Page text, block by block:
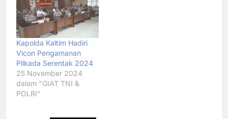
Kapolda Kaltim Hadiri
Vicon Pengamanan
Pilkada Serentak 2024
25 November 2024
dalam "GIAT TNI &
POLRI"